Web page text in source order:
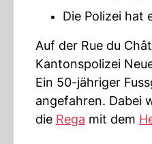
Die Polizei hat
Auf der Rue du
Kantonspolizei
Ein 50-jähriger
angefahren. Dabei
die Rega mit dem